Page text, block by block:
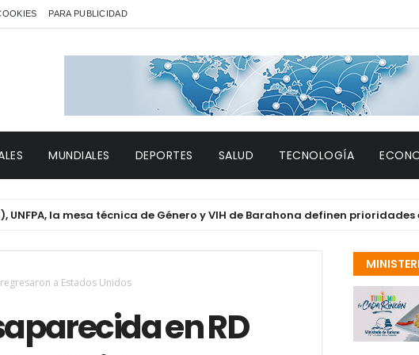
PARA PUBLICIDAD
MUNDIALES DEPORTES SALUD TECNOLOGÍA
la mesa técnica de Género y VIH de Barahona definen prioridades en
a Estados Unidos
en RD